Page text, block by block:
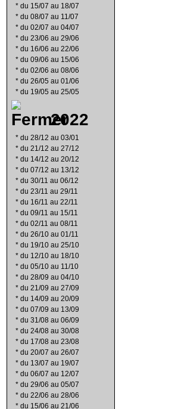
* du 15/07 au 18/07
* du 08/07 au 11/07
* du 02/07 au 04/07
* du 23/06 au 29/06
* du 16/06 au 22/06
* du 09/06 au 15/06
* du 02/06 au 08/06
* du 26/05 au 01/06
* du 19/05 au 25/05
2022
* du 28/12 au 03/01
* du 21/12 au 27/12
* du 14/12 au 20/12
* du 07/12 au 13/12
* du 30/11 au 06/12
* du 23/11 au 29/11
* du 16/11 au 22/11
* du 09/11 au 15/11
* du 02/11 au 08/11
* du 26/10 au 01/11
* du 19/10 au 25/10
* du 12/10 au 18/10
* du 05/10 au 11/10
* du 28/09 au 04/10
* du 21/09 au 27/09
* du 14/09 au 20/09
* du 07/09 au 13/09
* du 31/08 au 06/09
* du 24/08 au 30/08
* du 17/08 au 23/08
* du 20/07 au 26/07
* du 13/07 au 19/07
* du 06/07 au 12/07
* du 29/06 au 05/07
* du 22/06 au 28/06
* du 15/06 au 21/06